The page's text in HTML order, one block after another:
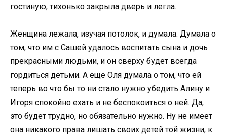
гостиную, тихонько закрыла дверь и легла.
Женщина лежала, изучая потолок, и думала. Думала о
том, что им с Сашей удалось воспитать сына и дочь
прекрасными людьми, и он сверху будет всегда
гордиться детьми. А ещё Оля думала о том, что ей
теперь во что бы то ни стало нужно убедить Алину и
Игоря спокойно ехать и не беспокоиться о ней. Да,
это будет трудно, но обязательно нужно. Ну не имеет
она никакого права лишать своих детей той жизни, к